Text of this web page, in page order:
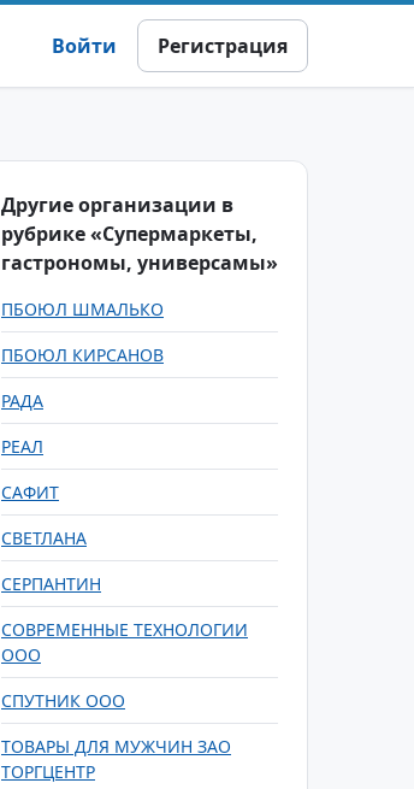
Войти Регистрация
Другие организации в
рубрике «Супермаркеты,
гастрономы, универсамы»
ПБОЮЛ ШМАЛЬКО
ПБОЮЛ КИРСАНОВ
РАДА
РЕАЛ
САФИТ
СВЕТЛАНА
СЕРПАНТИН
СОВРЕМЕННЫЕ ТЕХНОЛОГИИ
ООО
СПУТНИК ООО
ТОВАРЫ ДЛЯ МУЖЧИН ЗАО
ТОРГЦЕНТР